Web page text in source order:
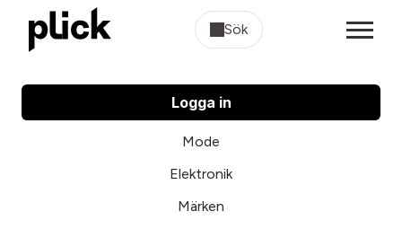
Sök
Logga in
Mode
Elektronik
Märken